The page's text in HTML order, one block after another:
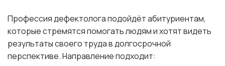
Профессия дефектолога подойдёт абитуриентам,
которые стремятся помогать людям и хотят видеть
результаты своего труда в долгосрочной
перспективе. Направление подходит: